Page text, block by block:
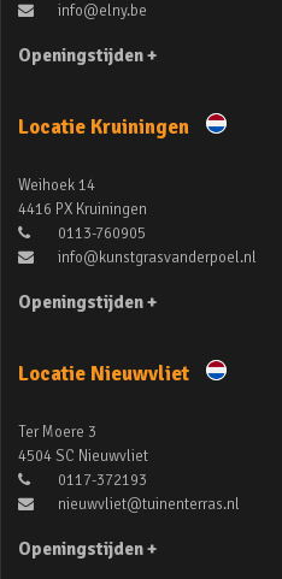
info@elny.be
Openingstijden +
Locatie Kruiningen
Weihoek 14
4416 PX Kruiningen
0113-760905
info@kunstgrasvanderpoel.nl
Openingstijden +
Locatie Nieuwvliet
Ter Moere 3
4504 SC Nieuwvliet
0117-372193
nieuwvliet@tuinenterras.nl
Openingstijden +